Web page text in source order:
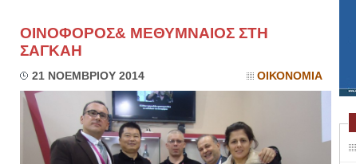
ΟΙΝΟΦΟΡΟΣ& ΜΕΘΥΜΝΑΙΟΣ ΣΤΗ
ΣΑΓΚΑΗ
21 ΝΟΕΜΒΡΙΟΥ 2014 ΟΙΚΟΝΟΜΙΑ